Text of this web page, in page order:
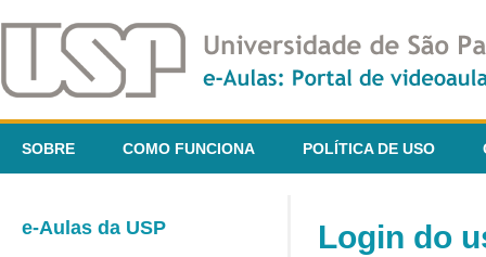
SOBRE COMO FUNCIONA POLÍTICA DE USO
e-Aulas da USP Login do